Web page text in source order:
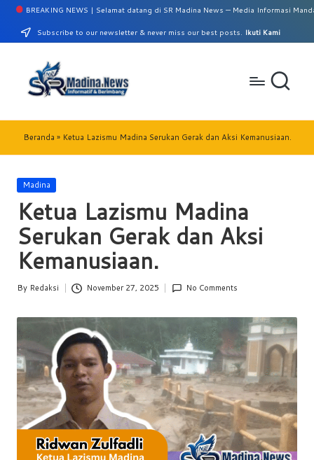
NEWS | Selamat datang di SR Madina News — Media Informasi Mandailing
Subscribe to our newsletter & never miss our best posts. Ikuti Kami
Beranda » Ketua Lazismu Madina Serukan Gerak dan Aksi Kemanusiaan.
Madina
Ketua Lazismu Madina
Serukan Gerak dan Aksi
Kemanusiaan.
By Redaksi November 27, 2025 No Comments